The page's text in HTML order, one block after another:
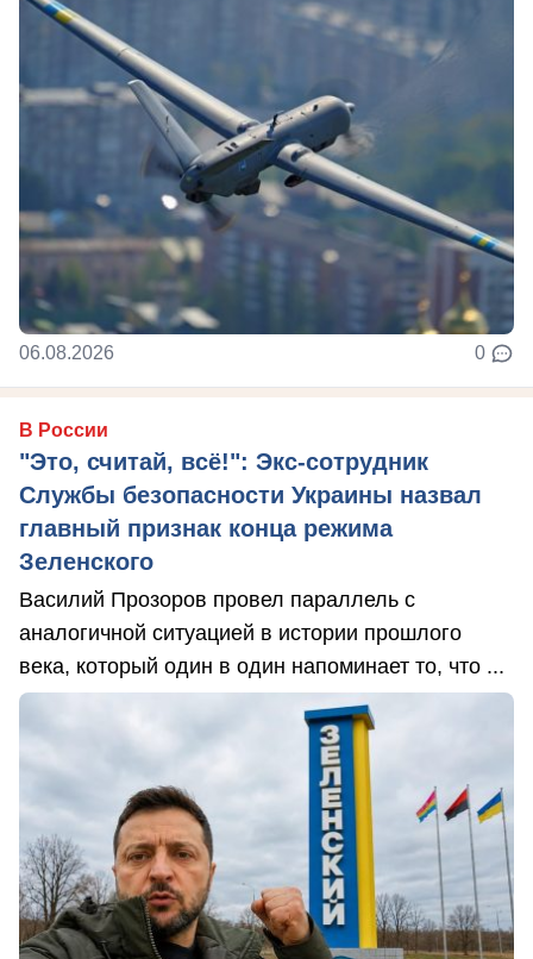
06.08.2026 0
В России
"Это, считай, всё!": Экс-сотрудник
Службы безопасности Украины назвал
главный признак конца режима
Зеленского
Василий Прозоров провел параллель с
аналогичной ситуацией в истории прошлого
века, который один в один напоминает то, что ...